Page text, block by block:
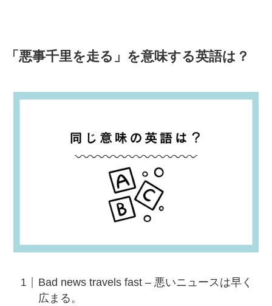
「悪事千里を走る」を意味する英語は？
Bad news travels fast – 悪いニュースは早く
広まる。